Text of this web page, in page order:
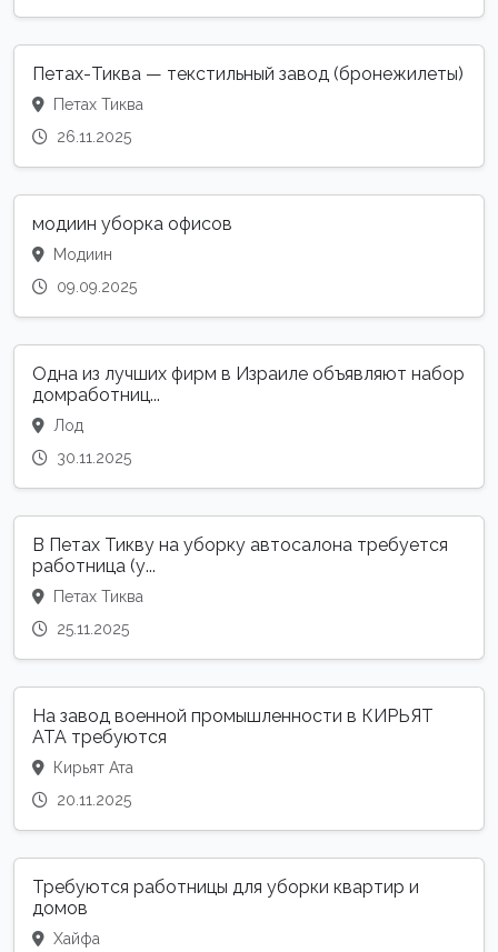
Петах-Тиква — текстильный завод (бронежилеты)
Петах Тиква
26.11.2025
модиин уборка офисов
Модиин
09.09.2025
Одна из лучших фирм в Израиле объявляют набор
домработниц...
Лод
30.11.2025
В Петах Тикву на уборку автосалона требуется
работница (у...
Петах Тиква
25.11.2025
На завод военной промышленности в КИРЬЯТ
АТА требуются
Кирьят Ата
20.11.2025
Требуются работницы для уборки квартир и
домов
Хайфа